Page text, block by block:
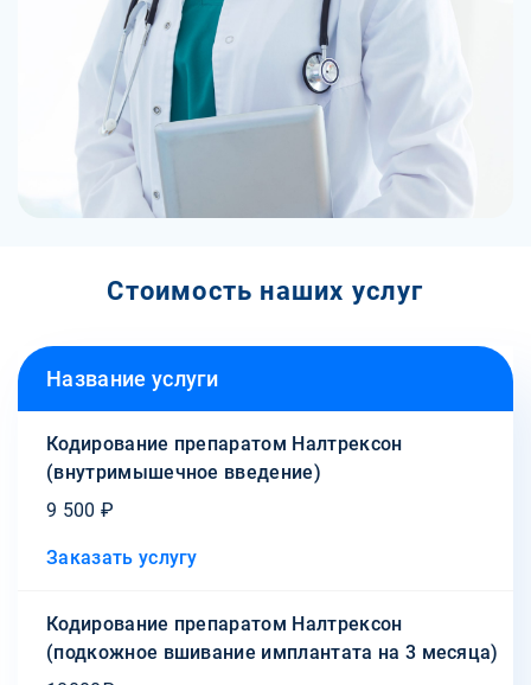
Стоимость наших услуг
Название услуги
Кодирование препаратом Налтрексон
(внутримышечное введение)
9 500 ₽
Заказать услугу
Кодирование препаратом Налтрексон
(подкожное вшивание имплантата на 3 месяца)